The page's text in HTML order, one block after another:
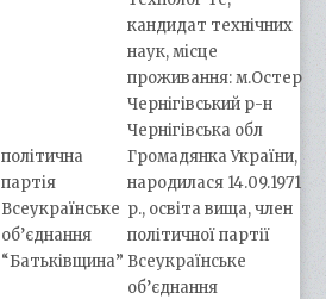
кандидат технічних
наук, місце
проживання: м.Остер
Чернігівський р-н
Чернігівська обл
політична
партія
Всеукраїнське
об’єднання
“Батьківщина”
Громадянка України,
народилася 14.09.1971
р., освіта вища, член
політичної партії
Всеукраїнське
об’єднання